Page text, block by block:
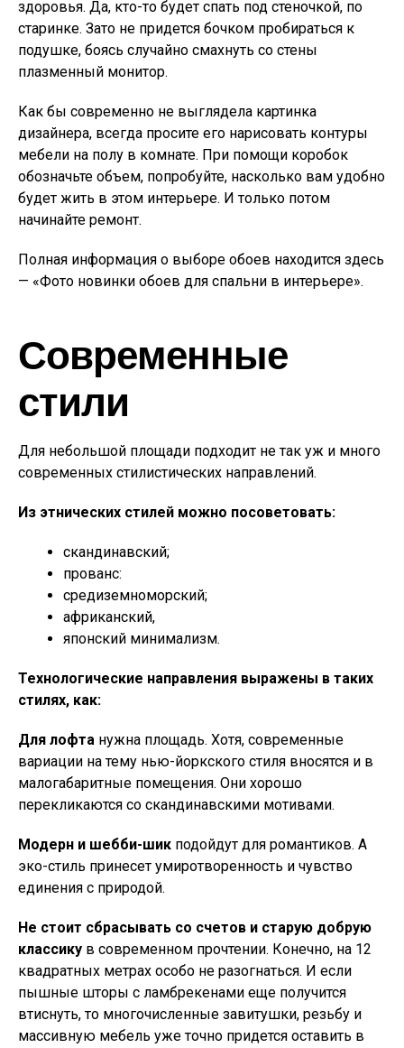
здоровья. Да, кто-то будет спать под стеночкой, по
старинке. Зато не придется бочком пробираться к
подушке, боясь случайно смахнуть со стены
плазменный монитор.
Как бы современно не выглядела картинка
дизайнера, всегда просите его нарисовать контуры
мебели на полу в комнате. При помощи коробок
обозначьте объем, попробуйте, насколько вам удобно
будет жить в этом интерьере. И только потом
начинайте ремонт.
Полная информация о выборе обоев находится здесь
— «Фото новинки обоев для спальни в интерьере».
Современные
стили
Для небольшой площади подходит не так уж и много
современных стилистических направлений.
Из этнических стилей можно посоветовать:
скандинавский;
прованс:
средиземноморский;
африканский,
японский минимализм.
Технологические направления выражены в таких
стилях, как:
Для лофта нужна площадь. Хотя, современные
вариации на тему нью-йоркского стиля вносятся и в
малогабаритные помещения. Они хорошо
перекликаются со скандинавскими мотивами.
Модерн и шебби-шик подойдут для романтиков. А
эко-стиль принесет умиротворенность и чувство
единения с природой.
Не стоит сбрасывать со счетов и старую добрую
классику в современном прочтении. Конечно, на 12
квадратных метрах особо не разогнаться. И если
пышные шторы с ламбрекенами еще получится
втиснуть, то многочисленные завитушки, резьбу и
массивную мебель уже точно придется оставить в